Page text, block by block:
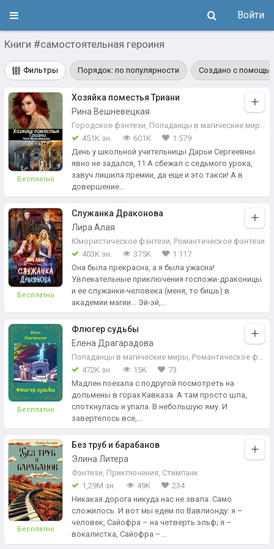
Войти
Книги #самостоятельная героиня
Фильтры Порядок: по популярности Создано с
Бесплатно
Хозяйка поместья Триани
Рина Вешневецкая
Городское фэнтези, Попаданцы в магические миры
451K зн.
601K
1 579
День у школьной учительницы Дарьи Сергеевны
явно не задался, 11 А сбежал с седьмого урока,
завуч лишила премии, да еще и это такси! А в
довершение...
Бесплатно
Служанка Драконова
Лира Алая
Юмористическое фэнтези, Романтическое фэнтези
403K зн.
375K
1 117
Она была прекрасна, а я была ужасна!
Увлекательные приключения госпожи-драконицы
и ее служанки-человека (меня, то бишь) в
академии магии... Эй-эй,...
Бесплатно
Флюгер судьбы
Елена Драгарадова
Попаданцы в магические миры, Романтическое фэнтези
472K зн.
15K
73
Мадлен поехала с подругой посмотреть на
дольмены в горах Кавказа. А там просто шла,
споткнулась и упала. В небольшую яму. И
завертелось все,...
Бесплатно
Без труб и барабанов
Элина Литера
Фэнтези, Приключения, Стимпанк
1,29М зн.
49K
234
Никакая дорога никуда нас не звала. Само
сложилось. И вот мы едем по Вавлионду: я –
человек, Сайофра – на четверть эльф; я –
вокалистка, Сайофра –...